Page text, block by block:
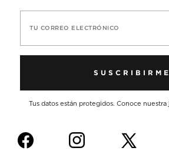
TU CORREO ELECTRÓNICO
SUSCRIBIRME
Tus datos están protegidos. Conoce nuestra
f i